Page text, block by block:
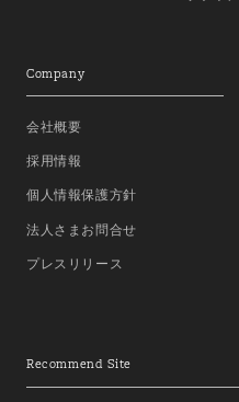
Company
会社概要
採用情報
個人情報保護方針
法人さまお問合せ
プレスリリース
Recommend Site